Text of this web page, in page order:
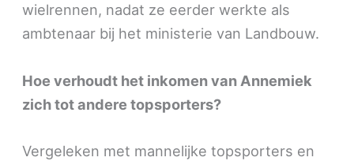
wielrennen, nadat ze eerder werkte als
ambtenaar bij het ministerie van Landbouw.
Hoe verhoudt het inkomen van Annemiek
zich tot andere topsporters?
Vergeleken met mannelijke topsporters en